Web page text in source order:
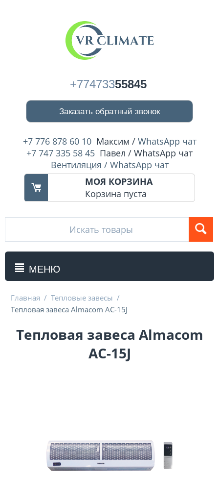
+77473355845
Заказать обратный звонок
+7 776 878 60 10 Максим / WhatsApp чат
+7 747 335 58 45 Павел / WhatsApp чат
Вентиляция / WhatsApp чат
МОЯ КОРЗИНА
Корзина пуста
МЕНЮ
Главная / Тепловые завесы /
Тепловая завеса Almacom AC-15J
Тепловая завеса Almacom
AC-15J